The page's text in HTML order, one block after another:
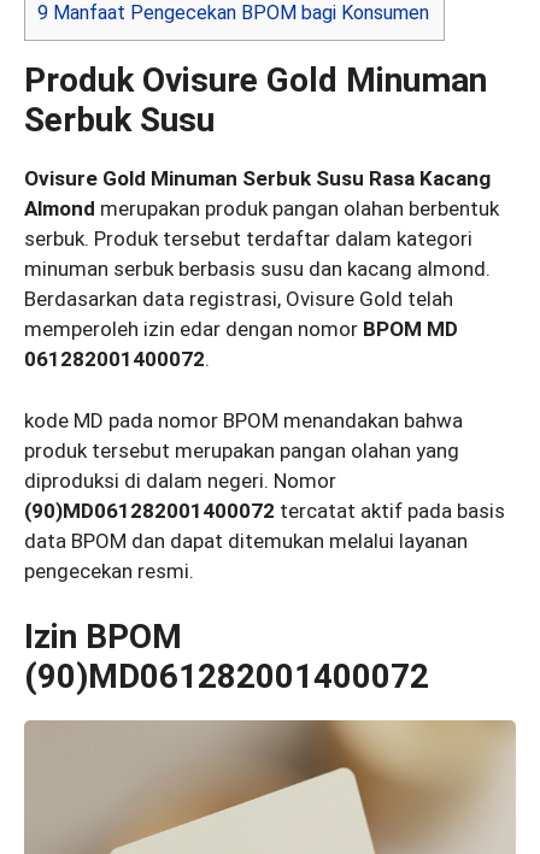
9 Manfaat Pengecekan BPOM bagi Konsumen
Produk Ovisure Gold Minuman
Serbuk Susu
Ovisure Gold Minuman Serbuk Susu Rasa Kacang
Almond merupakan produk pangan olahan berbentuk
serbuk. Produk tersebut terdaftar dalam kategori
minuman serbuk berbasis susu dan kacang almond.
Berdasarkan data registrasi, Ovisure Gold telah
memperoleh izin edar dengan nomor BPOM MD
061282001400072.
kode MD pada nomor BPOM menandakan bahwa
produk tersebut merupakan pangan olahan yang
diproduksi di dalam negeri. Nomor
(90)MD061282001400072 tercatat aktif pada basis
data BPOM dan dapat ditemukan melalui layanan
pengecekan resmi.
Izin BPOM
(90)MD061282001400072